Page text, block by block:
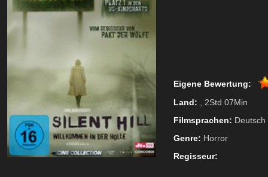
Eigene Bewertung:
Land: , 2Std 07Min
Filmsprachen: Deutsch
Genre: Horror
Regisseur: